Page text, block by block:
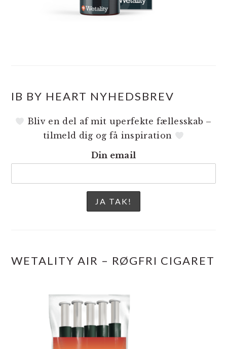
IB BY HEART NYHEDSBREV
Bliv en del af mit uperfekte fællesskab –
tilmeld dig og få inspiration
Din email
WETALITY AIR – RØGFRI CIGARET